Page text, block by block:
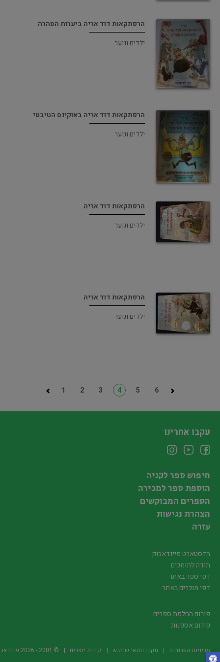
הרפתקאות דוד אריה ביערות הסהרה
ילדים ונוער
הרפתקאות דוד אריה באוקינס הטיבטי
ילדים ונוער
הרפתקאות דוד אריה
ילדים ונוער
הרפתקאות דוד אריה
ילדים ונוער
1 2 3 4 5 6
עקבו אחרינו
חיפוש ספר לקניה
הוספת ספר למכירה
הספרים המבוקשים
הצהרת נגישות
עזרה
הדסטארט פיינדאבוק
תודה לתומכים
דפי ספר באתר
דפי מוכרים באתר
פורום החלפת ספרים
פורום אספנות
מדיניות הפרטיות תקנון ותנאי שימוש זכויות יוצרים © 2001 -
2026